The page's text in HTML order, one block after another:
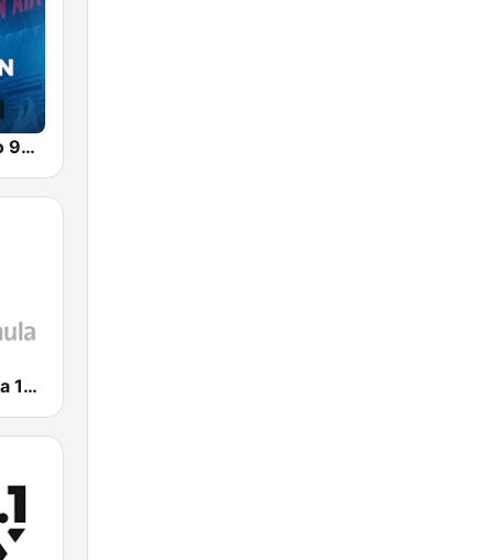
Imagen Radio 90.5 FM
Radio Fórmula 104.1 FM